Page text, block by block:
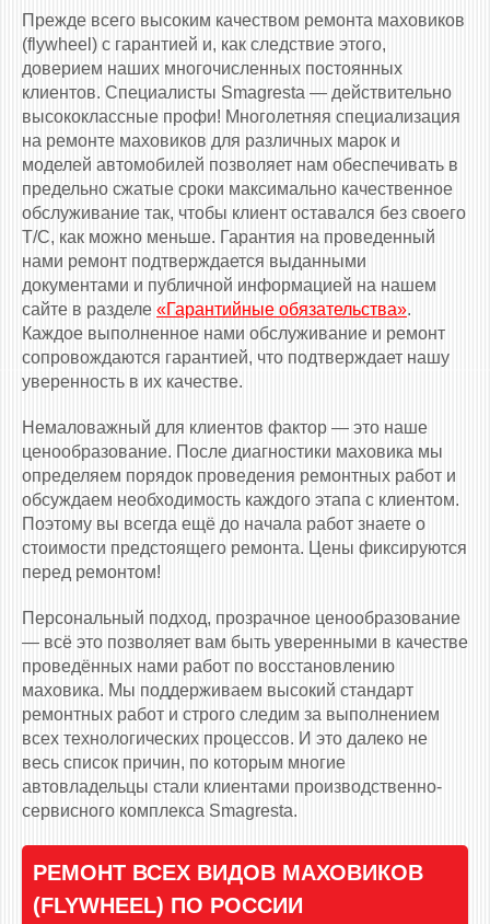
Прежде всего высоким качеством ремонта маховиков
(flywheel) с гарантией и, как следствие этого,
доверием наших многочисленных постоянных
клиентов. Специалисты Smagresta — действительно
высококлассные профи! Многолетняя специализация
на ремонте маховиков для различных марок и
моделей автомобилей позволяет нам обеспечивать в
предельно сжатые сроки максимально качественное
обслуживание так, чтобы клиент оставался без своего
Т/С, как можно меньше. Гарантия на проведенный
нами ремонт подтверждается выданными
документами и публичной информацией на нашем
сайте в разделе «Гарантийные обязательства».
Каждое выполненное нами обслуживание и ремонт
сопровождаются гарантией, что подтверждает нашу
уверенность в их качестве.
Немаловажный для клиентов фактор — это наше
ценообразование. После диагностики маховика мы
определяем порядок проведения ремонтных работ и
обсуждаем необходимость каждого этапа с клиентом.
Поэтому вы всегда ещё до начала работ знаете о
стоимости предстоящего ремонта. Цены фиксируются
перед ремонтом!
Персональный подход, прозрачное ценообразование
— всё это позволяет вам быть уверенными в качестве
проведённых нами работ по восстановлению
маховика. Мы поддерживаем высокий стандарт
ремонтных работ и строго следим за выполнением
всех технологических процессов. И это далеко не
весь список причин, по которым многие
автовладельцы стали клиентами производственно-
сервисного комплекса Smagresta.
РЕМОНТ ВСЕХ ВИДОВ МАХОВИКОВ
(FLYWHEEL) ПО РОССИИ